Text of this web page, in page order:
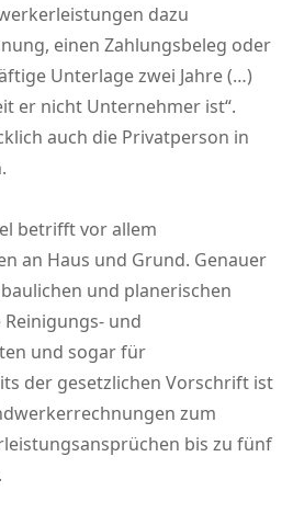
dazu
einen Zahlungsbeleg oder
Unterlage zwei Jahre (…)
er nicht Unternehmer ist“.
auch die Privatperson in
betrifft vor allem
an Haus und Grund. Genauer
und planerischen
und
und sogar für
der gesetzlichen Vorschrift ist
zum
bis zu fünf